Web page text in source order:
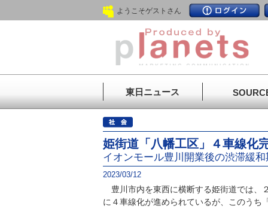
ようこそゲストさん
東日ニュース
姫街道「八幡工区」４車線化
イオンモール豊川開業後の渋滞緩和
2023/03/12
豊川市内を東西に横断する姫街道では、
に４車線化が進められているが、このうち